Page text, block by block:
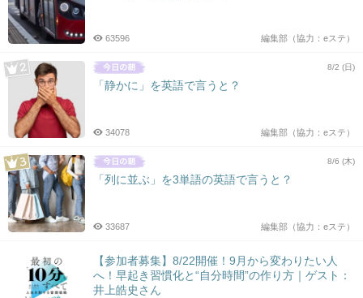
編集部（協力：eステ）
63596
8/2 (日)
「静かに」を英語で言うと？
編集部（協力：eステ）
34078
8/6 (木)
「列に並ぶ」を3単語の英語で言うと？
編集部（協力：eステ）
33687
【参加者募集】8/22開催！9月から変わりたい人
へ！早起き習慣化と“自分時間”の作り方｜ゲスト：
井上皓史さん